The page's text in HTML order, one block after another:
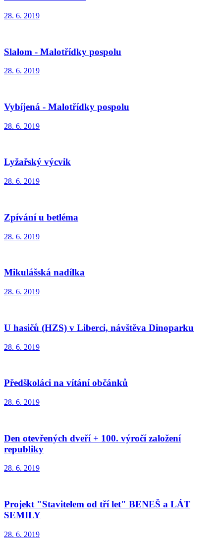
28. 6. 2019
Slalom - Malotřídky pospolu
28. 6. 2019
Vybíjená - Malotřídky pospolu
28. 6. 2019
Lyžařský výcvik
28. 6. 2019
Zpívání u betléma
28. 6. 2019
Mikulášská nadílka
28. 6. 2019
U hasičů (HZS) v Liberci, návštěva Dinoparku
28. 6. 2019
Předškoláci na vítání občánků
28. 6. 2019
Den otevřených dveří + 100. výročí založení
republiky
28. 6. 2019
Projekt "Stavitelem od tří let" BENEŠ a LÁT
SEMILY
28. 6. 2019